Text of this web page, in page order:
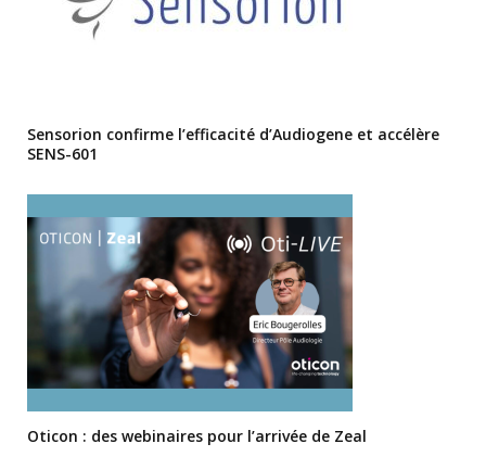
Sensorion confirme l’efficacité d’Audiogene et accélère
SENS-601
Oticon : des webinaires pour l’arrivée de Zeal